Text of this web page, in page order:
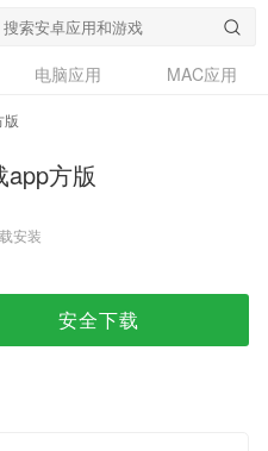
电脑应用
MAC应用
版
方版
安装
安全下载